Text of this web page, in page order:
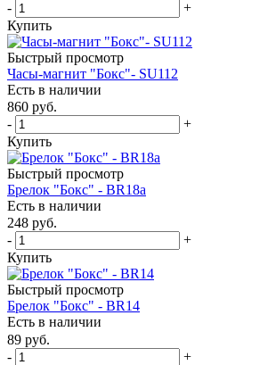
-
+
Купить
Быстрый просмотр
Часы-магнит "Бокс"- SU112
Есть в наличии
860 руб.
-
+
Купить
Быстрый просмотр
Брелок "Бокс" - BR18a
Есть в наличии
248 руб.
-
+
Купить
Быстрый просмотр
Брелок "Бокс" - BR14
Есть в наличии
89 руб.
-
+